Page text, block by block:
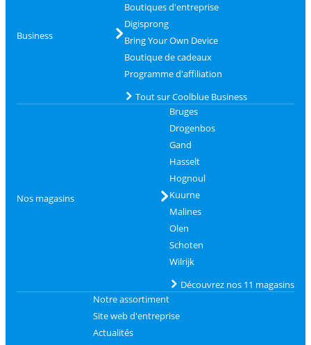
Business
Boutiques d'entreprise
Digisprong
Bring Your Own Device
Boutique de cadeaux
Programme d'affiliation
Tout sur Coolblue Business
Nos magasins
Bruges
Drogenbos
Gand
Hasselt
Hognoul
Kuurne
Malines
Olen
Schoten
Wilrijk
Découvrez nos 11 magasins
Notre assortiment
Site web d'entreprise
Actualités